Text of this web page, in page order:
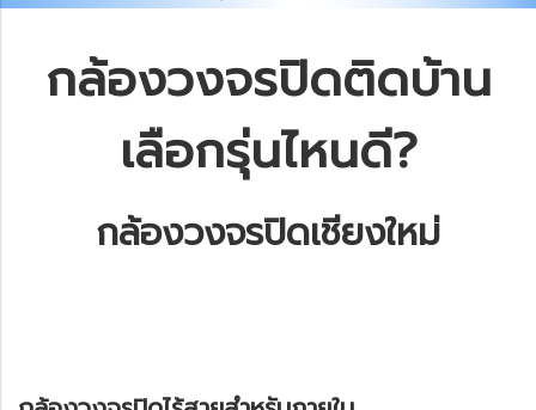
กล้องวงจรปิดติดบ้าน
เลือกรุ่นไหนดี?
กล้องวงจรปิดเชียงใหม่